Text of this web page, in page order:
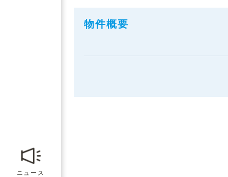
ニュース
物件概要